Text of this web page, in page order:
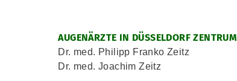
AUGENÄRZTE IN DÜSSELDORF ZENTRUM
Dr. med. Philipp Franko Zeitz
Dr. med. Joachim Zeitz